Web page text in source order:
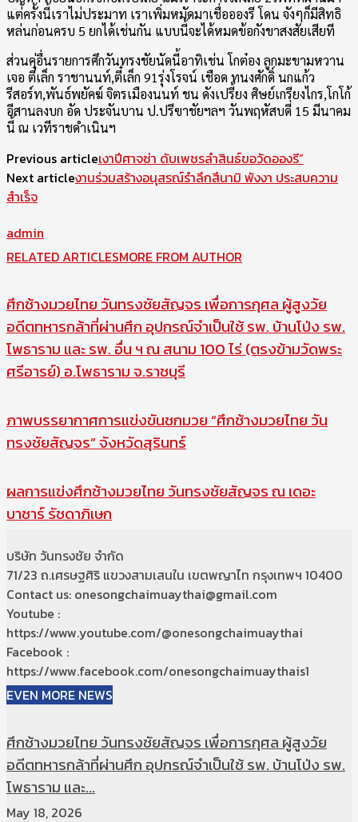
แต่ครั้งนี้เราไม่ประมาท เราเพิ่มหมัดมาเชื่ออองรี โดน จังๆก็มีสิทธิ
หล่นก่อนครบ 5 ยกได้เช่นกัน แบบนี้จะได้หมดข้อกังขาสงสัยเสียที
ส่วนคุ่อื่นรายการศึกวันทรงชัยนัดนี้อาทิเช่น โกต๋อง ลูกมะขามหวาน
เจอ ตี๋เล็ก ราชานนท์,ตี๋เล็ก 91รุ่งโรจน์ เชือด ทนงศักดิ์ นกแก้ว
รีสอร์ท,พันธ์พยัคฆ์ จิตรเมืองนนท์ ชน ดังเปรี้ยง ศิษย์เกรียงไกร,โกโก้
อีสานลงบก อัด ประจันบาน ป.ปรีฃาชัยฯลฯ วันพฤหัสบดี่ 15 มีนาคม
นี้ ณ เวทีราชดำเนินฯ
Previous articleเงาปีศาจซ่า ดับเพชรลำสินธ์ขอวัดอองรี”
Next articleงานร่วมสร้างอนุสรณ์รำลึกสึนามิ พังงา ประสบความ
สำเร็จ
admin
RELATED ARTICLESMORE FROM AUTHOR
ศึกช้างมวยไทย วันทรงชัยสัญจร เพื่อการกุศล ผู้สูงวัย
อดีตทหารกล้าที่ผ่านศึก อุปกรณ์จำเป็นใช้ รพ. บ้านโป่ง รพ.
โพธาราม และ รพ. อื่น ฯ ณ สนาม 100 ไร่ (ตรงข้ามวัดพระ
ศรีอารย์) อ.โพธาราม จ.ราชบุรี
ภาพบรรยากาศการแข่งขันชกมวย “ศึกช้างมวยไทย วัน
ทรงชัยสัญจร” จังหวัดสุรินทร์
ผลการแข่งศึกช้างมวยไทย วันทรงชัยสัญจร ณ เดอะ
บาซาร์ รัชดาภิเษก
บริษัท วันทรงชัย จำกัด
71/23 ถ.เศรษฐศิริ แขวงสามเสนใน เขตพญาไท กรุงเทพฯ 10400
Contact us: onesongchaimuaythai@gmail.com
Youtube :
https://www.youtube.com/@onesongchaimuaythai
Facebook :
https://www.facebook.com/onesongchaimuaythais1
EVEN MORE NEWS
ศึกช้างมวยไทย วันทรงชัยสัญจร เพื่อการกุศล ผู้สูงวัย
อดีตทหารกล้าที่ผ่านศึก อุปกรณ์จำเป็นใช้ รพ. บ้านโป่ง รพ.
โพธาราม และ...
May 18, 2026